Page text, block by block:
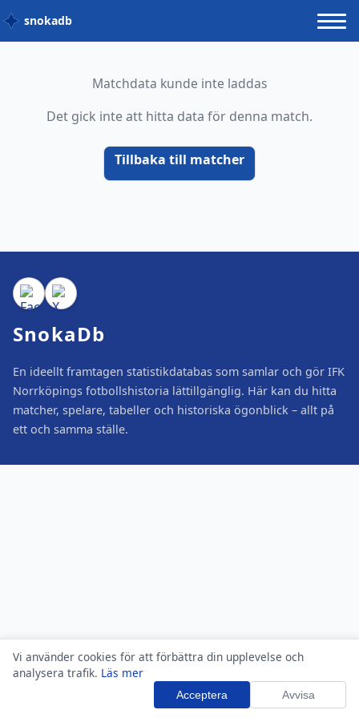
Vi använder cookies för att förbättra din upplevelse och
analysera trafik. Läs mer
Acceptera Avvisa
snokadb
Matchdata kunde inte laddas
Det gick inte att hitta data för denna match.
Tillbaka till matcher
SnokaDb
En ideellt framtagen statistikdatabas som samlar och gör IFK
Norrköpings fotbollshistoria lättillgänglig. Här kan du hitta
matcher, spelare, tabeller och historiska ögonblick – allt på
ett och samma ställe.